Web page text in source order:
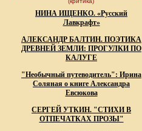
НИНА ИЩЕНКО. «Русский
Лавкрафт»
АЛЕКСАНДР БАЛТИН. ПОЭТИКА
ДРЕВНЕЙ ЗЕМЛИ: ПРОГУЛКИ ПО
КАЛУГЕ
"Необычный путеводитель": Ирина
Соляная о книге Александра
Евсюкова
СЕРГЕЙ УТКИН. "СТИХИ В
ОТПЕЧАТКАХ ПРОЗЫ"